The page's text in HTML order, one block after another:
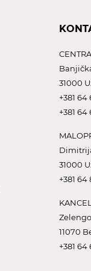
31000
+381 64
+381 64
31000
+381 64
11070
+381 64